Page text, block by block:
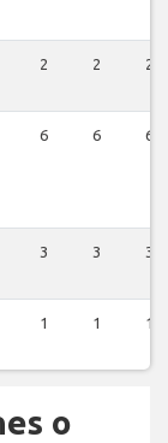
2 2 2
6 6 6
3 3 3
1 1 1
o